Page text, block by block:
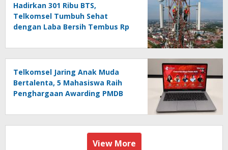
Hadirkan 301 Ribu BTS,
Telkomsel Tumbuh Sehat
dengan Laba Bersih Tembus Rp
Telkomsel Jaring Anak Muda
Bertalenta, 5 Mahasiswa Raih
Penghargaan Awarding PMDB
View More